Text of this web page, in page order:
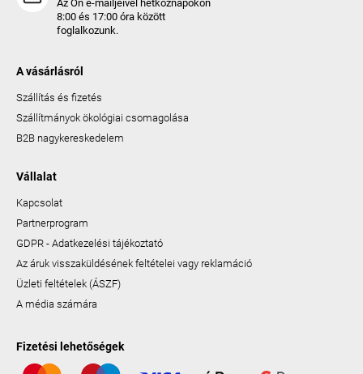
Az Ön e-mailjeivel hétköznapokon
8:00 és 17:00 óra között
foglalkozunk.
A vásárlásról
Szállítás és fizetés
Szállítmányok ökológiai csomagolása
B2B nagykereskedelem
Vállalat
Kapcsolat
Partnerprogram
GDPR - Adatkezelési tájékoztató
Az áruk visszaküldésének feltételei vagy reklamáció
Üzleti feltételek (ÁSZF)
A média számára
Fizetési lehetőségek